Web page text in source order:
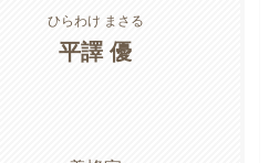
ひらわけ まさる
平譯 優